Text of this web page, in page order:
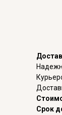
Срок